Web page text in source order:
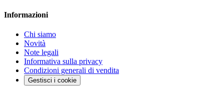
Informazioni
Chi siamo
Novità
Note legali
Informativa sulla privacy
Condizioni generali di vendita
Gestisci i cookie